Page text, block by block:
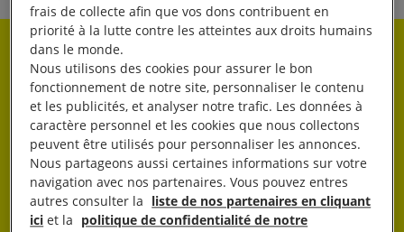
Rester informé·e
Abonnez-vous à notre newsletter hebdo.
OK
frais de collecte afin que vos dons contribuent en
priorité à la lutte contre les atteintes aux droits humains
dans le monde.
Nous utilisons des cookies pour assurer le bon
fonctionnement de notre site, personnaliser le contenu
et les publicités, et analyser notre trafic. Les données à
caractère personnel et les cookies que nous collectons
peuvent être utilisés pour personnaliser les annonces.
Nous partageons aussi certaines informations sur votre
navigation avec nos partenaires. Vous pouvez entres
autres consulter la liste de nos partenaires en cliquant
ici et la politique de confidentialité de notre